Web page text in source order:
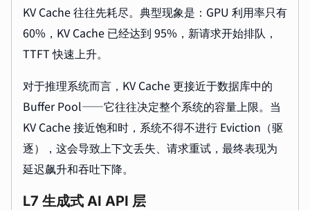
KV Cache 往往先耗尽。典型现象是：GPU 利用率只有
60%，KV Cache 已经达到 95%，新请求开始排队，
TTFT 快速上升。
对于推理系统而言，KV Cache 更接近于数据库中的
Buffer Pool——它往往决定整个系统的容量上限。当
KV Cache 接近饱和时，系统不得不进行 Eviction（驱
逐），这会导致上下文丢失、请求重试，最终表现为
延迟飙升和吞吐下降。
L7 生成式 AI API 层